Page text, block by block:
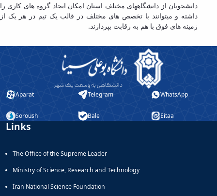
دانشجویان از دانشگاه­های مختلف استان امکان ایجاد گروه­ های کاری را
داشته و می­توانند با تخصص ­های مختلف در قالب یک تیم در هر یک از
زمینه­ های فوق با هم به رقابت بپردازند.
Aparat Telegram WhatsApp
Soroush Bale Eitaa
Links
The Office of the Supreme Leader
Ministry of Science, Research and Technology
Iran National Science Foundation